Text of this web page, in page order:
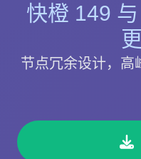
快橙 149
节点冗余设计，高